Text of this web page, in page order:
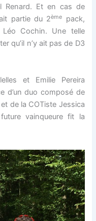
Renard. Et en cas de
partie du 2ème
pack,
Cochin. Une telle
qu’il n’y ait pas de D3
et Emilie Pereira
d’un duo composé de
de la COTiste Jessica
vainqueure fit la